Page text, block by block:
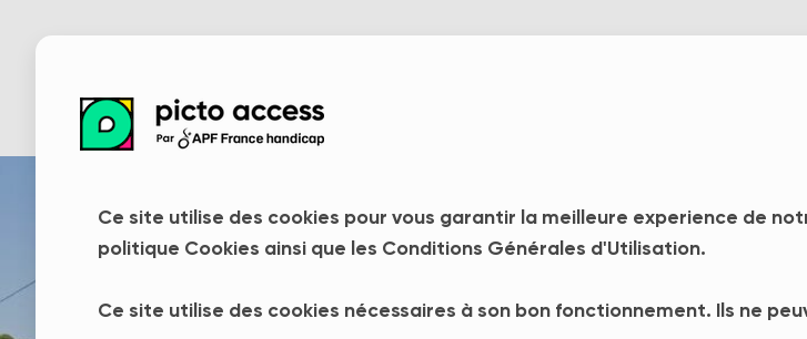
Ce site utilise des cookies pour vous garantir la meilleure experience de
politique Cookies ainsi que les Conditions Générales d'Utilisation.
Ce site utilise des cookies nécessaires à son bon fonctionnement. Ils ne